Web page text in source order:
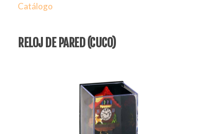
Catálogo
RELOJ DE PARED (CUCO)